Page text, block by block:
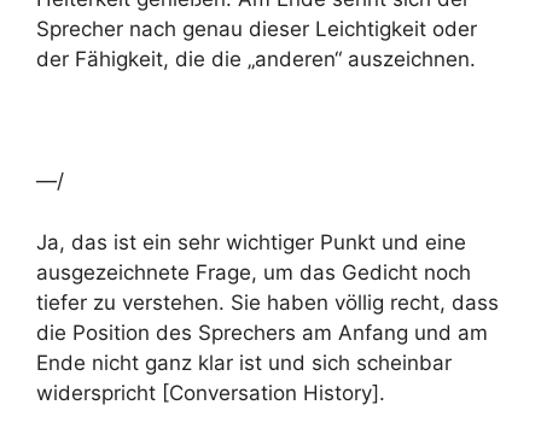
Sprecher nach genau dieser Leichtigkeit oder
der Fähigkeit, die die „anderen“ auszeichnen.
—/
Ja, das ist ein sehr wichtiger Punkt und eine
ausgezeichnete Frage, um das Gedicht noch
tiefer zu verstehen. Sie haben völlig recht, dass
die Position des Sprechers am Anfang und am
Ende nicht ganz klar ist und sich scheinbar
widerspricht [Conversation History].